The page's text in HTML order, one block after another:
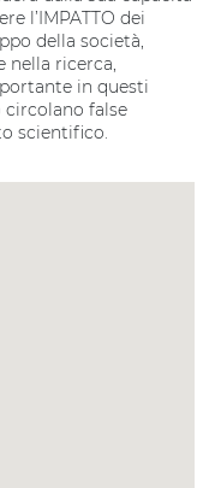
l’IMPATTO dei
della società,
nella ricerca,
in questi
false
scientifico.